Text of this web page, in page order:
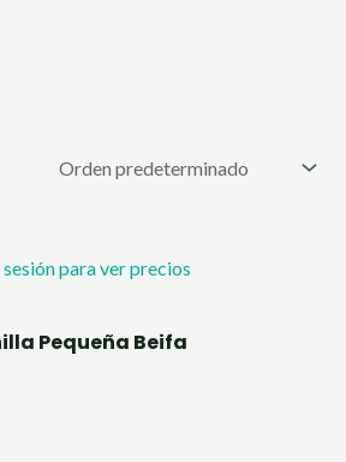
para ver precios
Pequeña Beifa